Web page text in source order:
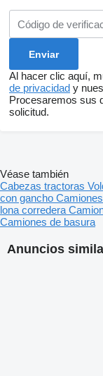
Al hacer clic aquí,
de privacidad y
Procesaremos sus
solicitud.
Anuncios
Véase también
Cabezas tractoras
con gancho
lona corredera
Camiones de basura